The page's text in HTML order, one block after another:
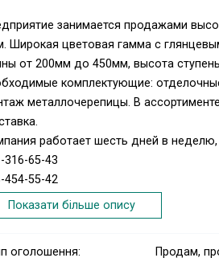
занимается продажами
Широкая цветовая гамма с
от 200мм до 450мм, высота
комплектующие:
металлочерепицы. В
работает шесть дней в
316-65-43
454-55-42
г. Донецк
Показати більше опису
оголошення:
Продам,